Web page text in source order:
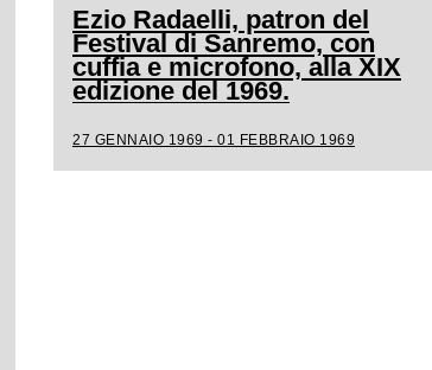
Ezio Radaelli, patron del
Festival di Sanremo, con
cuffia e microfono, alla XIX
edizione del 1969.
27 GENNAIO 1969 - 01 FEBBRAIO 1969